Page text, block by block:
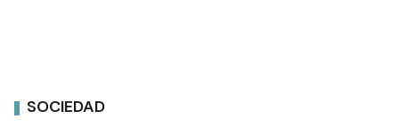
SOCIEDAD